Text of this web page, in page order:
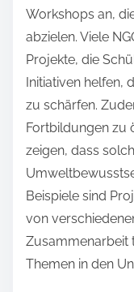
Workshops an,
abzielen. Viele
Projekte, die
Initiativen helfen,
zu schärfen.
Fortbildungen zu
zeigen, dass
Beispiele sind
von
Zusammenarbeit
Themen in den